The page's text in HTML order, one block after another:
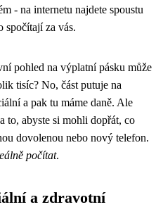
- na internetu najdete spoustu
spočítají za vás.
pohled na výplatní pásku může
tisíc? No, část putuje na
a pak tu máme daně. Ale
to, abyste si mohli dopřát, co
dovolenou nebo nový telefon.
počítat.
a zdravotní